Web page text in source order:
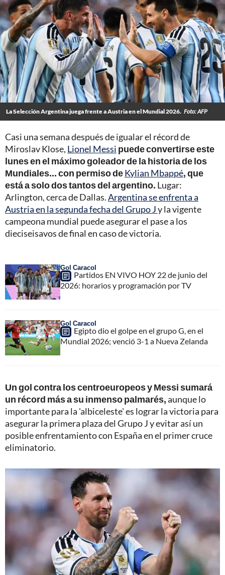
La Selección Argentina juega frente a Austria en el Mundial 2026. Foto: AFP
Casi una semana después de igualar el récord de
Miroslav Klose, Lionel Messi puede convertirse este
lunes en el máximo goleador de la historia de los
Mundiales... con permiso deKylian Mbappé, que
está a solo dos tantos del argentino. Lugar:
Arlington, cerca de Dallas.Argentina se enfrenta a
Austria en la segunda fecha del Grupo Jy la vigente
campeona mundial puede asegurar el pase a los
dieciseisavos de final en caso de victoria.
Gol Caracol
Partidos EN VIVO HOY 22 de junio del
2026: horarios y programación por TV
Gol Caracol
Egipto dio el golpe en el grupo G, en el
Mundial 2026; venció 3-1 a Nueva Zelanda
Un gol contra los centroeuropeos y Messi sumará
un récord más a su inmenso palmarés,aunque lo
importante para la 'albiceleste' es lograr la victoria para
asegurar la primera plaza del Grupo J y evitar así un
posible enfrentamiento con España en el primer cruce
eliminatorio.